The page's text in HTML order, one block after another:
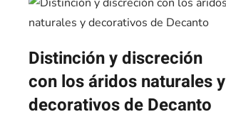
Distinción y discreción
con los áridos naturales y
decorativos de Decanto